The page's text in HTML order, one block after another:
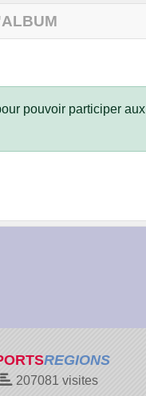
pouvoir participer aux
REGIONS
207081 visites